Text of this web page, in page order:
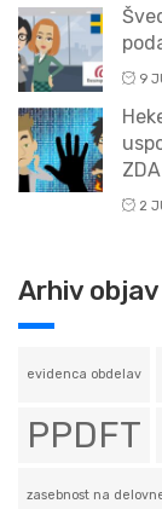
9
ZDA
2
Arhiv objav
evidenca obdelav
PPDFT
zasebnost na